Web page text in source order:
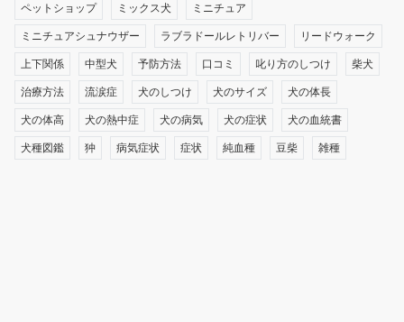
ペットショップ ミックス犬 ミニチュア
ミニチュアシュナウザー ラブラドールレトリバー リードウォーク
上下関係 中型犬 予防方法 口コミ 叱り方のしつけ 柴犬
治療方法 流涙症 犬のしつけ 犬のサイズ 犬の体長
犬の体高 犬の熱中症 犬の病気 犬の症状 犬の血統書
犬種図鑑 狆 病気症状 症状 純血種 豆柴 雑種